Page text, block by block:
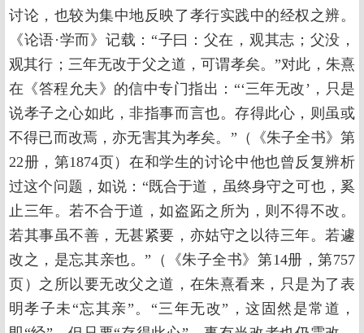
讨论，也较为集中地反映了孝行实践中的经权之辨。
《论语·学而》记载：“子曰：父在，观其志；父没，
观其行；三年无改于父之道，可谓孝矣。”对此，朱熹
在《答程允夫》的信中专门指出：“‘三年无改’，只是
说孝子之心如此，非指事而言也。存得此心，则虽或
不得已而改焉，亦无害其为孝矣。”（《朱子全书》第
22册，第1874页）在和学生的讨论中他也曾反复辨析
过这个问题，如说：“既合于道，虽终身守之可也，奚
止三年。若不合于道，如盗跖之所为，则不得不改。
若其事虽不善，无甚紧要，亦姑守之以待三年。若遽
改之，是忘其亲也。”（《朱子全书》第14册，第757
页）之所以要无改父之道，在朱熹看来，只是为了表
明孝子未“忘其亲”。“三年无改”，这固然是常道，